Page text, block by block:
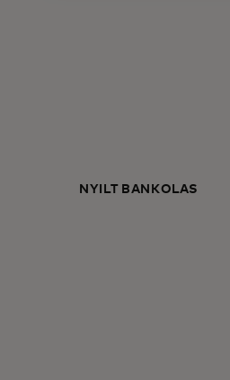
NYÍLT BANKOLÁS